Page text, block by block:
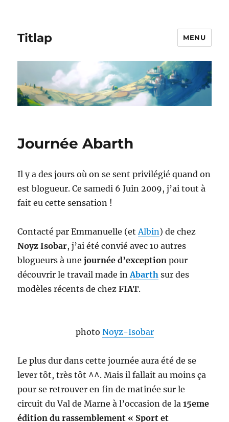
Titlap MENU
Journée Abarth
Il y a des jours où on se sent privilégié quand on
est blogueur. Ce samedi 6 Juin 2009, j’ai tout à
fait eu cette sensation !
Contacté par Emmanuelle (etAlbin) de chez
Noyz Isobar, j’ai été convié avec 10 autres
blogueurs à unejournée d’exception pour
découvrir le travail made inAbarth sur des
modèles récents de chezFIAT.
photo Noyz-Isobar
Le plus dur dans cette journée aura été de se
lever tôt, très tôt ^^. Mais il fallait au moins ça
pour se retrouver en fin de matinée sur le
circuit du Val de Marne à l’occasion de la15eme
édition du rassemblement « Sport et